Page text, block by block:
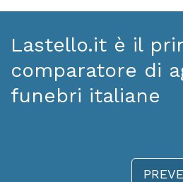
Lastello.it è il
comparatore di
funebri italiane